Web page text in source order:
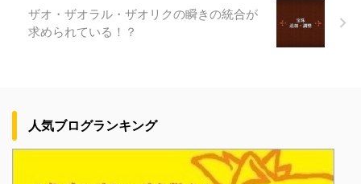
ザオ・ザオラル・ザオリクの瞬きの統合が
求められている！？
人気ブログランキング